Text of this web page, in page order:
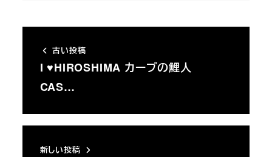
古い投稿
I ♥HIROSHIMA カープの鯉人
CAS…
新しい投稿